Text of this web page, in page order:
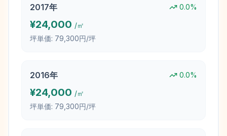
2017年 0.0%
¥24,000 /㎡
坪単価: 79,300円/坪
2016年 0.0%
¥24,000 /㎡
坪単価: 79,300円/坪